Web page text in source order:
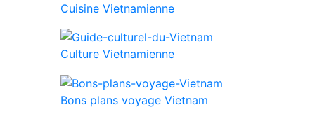
Cuisine Vietnamienne
Culture Vietnamienne
Bons plans voyage Vietnam